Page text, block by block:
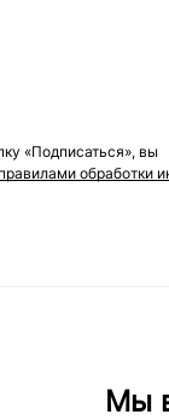
«Подписаться», вы
правилами обработки
Мы